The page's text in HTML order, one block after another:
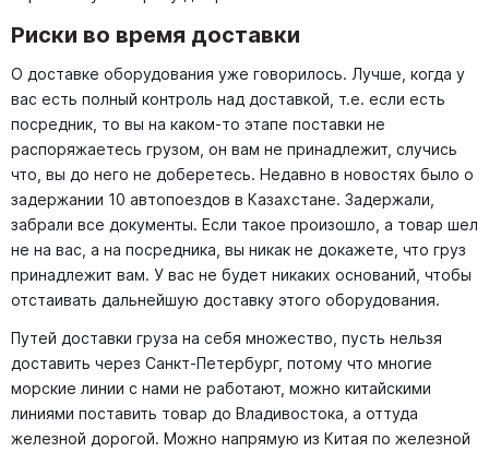
Риски во время доставки
О доставке оборудования уже говорилось. Лучше, когда у
вас есть полный контроль над доставкой, т.е. если есть
посредник, то вы на каком-то этапе поставки не
распоряжаетесь грузом, он вам не принадлежит, случись
что, вы до него не доберетесь. Недавно в новостях было о
задержании 10 автопоездов в Казахстане. Задержали,
забрали все документы. Если такое произошло, а товар шел
не на вас, а на посредника, вы никак не докажете, что груз
принадлежит вам. У вас не будет никаких оснований, чтобы
отстаивать дальнейшую доставку этого оборудования.
Путей доставки груза на себя множество, пусть нельзя
доставить через Санкт-Петербург, потому что многие
морские линии с нами не работают, можно китайскими
линиями поставить товар до Владивостока, а оттуда
железной дорогой. Можно напрямую из Китая по железной